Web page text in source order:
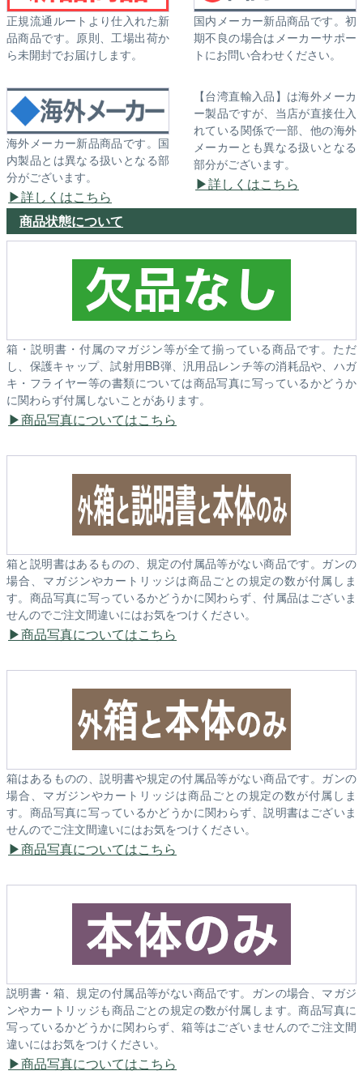
正規流通ルートより仕入れた新
品商品です。原則、工場出荷か
ら未開封でお届けします。
国内メーカー新品商品です。初
期不良の場合はメーカーサポー
トにお問い合わせください。
海外メーカー新品商品です。国
内製品とは異なる扱いとなる部
分がございます。
詳しくはこちら
【台湾直輸入品】は海外メーカ
ー製品ですが、当店が直接仕入
れている関係で一部、他の海外
メーカーとも異なる扱いとなる
部分がございます。
詳しくはこちら
商品状態について
箱・説明書・付属のマガジン等が全て揃っている商品です。ただ
し、保護キャップ、試射用BB弾、汎用品レンチ等の消耗品や、ハガ
キ・フライヤー等の書類については商品写真に写っているかどうか
に関わらず付属しないことがあります。
商品写真についてはこちら
箱と説明書はあるものの、規定の付属品等がない商品です。ガンの
場合、マガジンやカートリッジは商品ごとの規定の数が付属しま
す。商品写真に写っているかどうかに関わらず、付属品はございま
せんのでご注文間違いにはお気をつけください。
商品写真についてはこちら
箱はあるものの、説明書や規定の付属品等がない商品です。ガンの
場合、マガジンやカートリッジは商品ごとの規定の数が付属しま
す。商品写真に写っているかどうかに関わらず、説明書はございま
せんのでご注文間違いにはお気をつけください。
商品写真についてはこちら
説明書・箱、規定の付属品等がない商品です。ガンの場合、マガジ
ンやカートリッジも商品ごとの規定の数が付属します。商品写真に
写っているかどうかに関わらず、箱等はございませんのでご注文間
違いにはお気をつけください。
商品写真についてはこちら